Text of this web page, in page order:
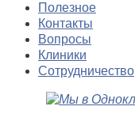
Полезное
Контакты
Вопросы
Клиники
Сотрудничество